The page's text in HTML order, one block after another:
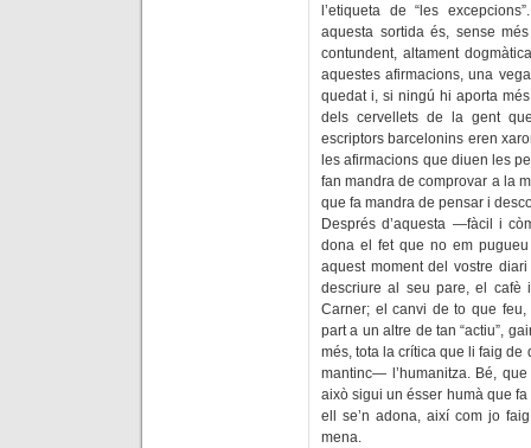
l’etiqueta de “les
aquesta sortida és, sense
contundent, altament
aquestes afirmacions, una
quedat i, si ningú hi aporta
dels cervellets de la gent
escriptors barcelonins eren
les afirmacions que diuen les
fan mandra de comprovar a la
que fa mandra de pensar i
Després d’aquesta —fàcil i
dona el fet que no em
aquest moment del vostre
descriure al seu pare, el cafè
Carner; el canvi de to que feu,
part a un altre de tan “actiu”,
més, tota la crítica que li faig
mantinc— l’humanitza. Bé,
això sigui un ésser humà que
ell se’n adona, així com jo
mena.